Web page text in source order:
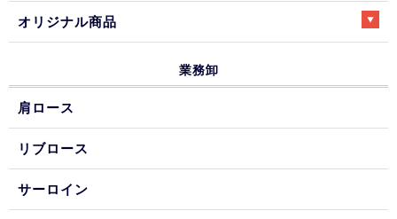
オリジナル商品
業務卸
肩ロース
リブロース
サーロイン